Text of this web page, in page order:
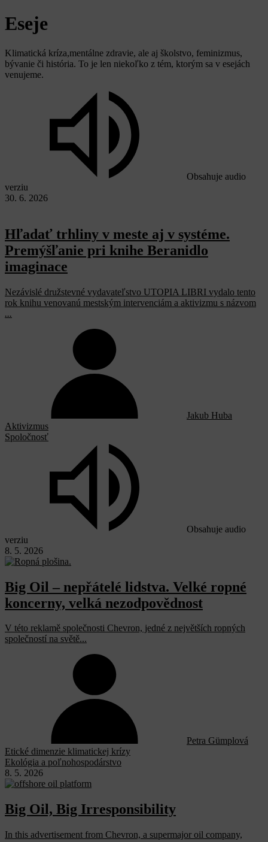
Eseje
Klimatická kríza,mentálne zdravie, ale aj školstvo, feminizmus,
bývanie či história. To je len niekoľko z tém, ktorým sa v esejách
venujeme.
Obsahuje audio
verziu
30. 6. 2026
Hľadať trhliny v meste aj v systéme.
Premýšľanie pri knihe Beranidlo
imaginace
Nezávislé družstevné vydavateľstvo UTOPIA LIBRI vydalo tento
rok knihu venovanú mestským intervenciám a aktivizmu s názvom
...
Jakub Huba
Aktivizmus
Spoločnosť
Obsahuje audio
verziu
8. 5. 2026
Big Oil – nepřátelé lidstva. Velké ropné
koncerny, velká nezodpovědnost
V této reklamě společnosti Chevron, jedné z největších ropných
společností na světě...
Petra Gümplová
Etické dimenzie klimatickej krízy
Ekológia a poľnohospodárstvo
8. 5. 2026
Big Oil, Big Irresponsibility
In this advertisement from Chevron, a supermajor oil company,